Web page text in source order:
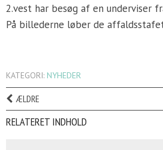
2.vest har besøg af en underviser
På billederne løber de
KATEGORI: NYHEDER
ÆLDRE
RELATERET INDHOLD